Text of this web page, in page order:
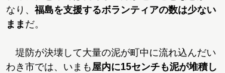
なり、福島を支援するボランティアの数は少ない
まま だ。
堤防が決壊して大量の泥が町中に流れ込んだい
わき市では、いまも屋内に15センチも泥が堆積し